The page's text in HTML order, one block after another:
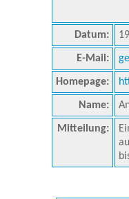
Datum:
E-Mail:
Homepage:
Name:
Mitteilung: